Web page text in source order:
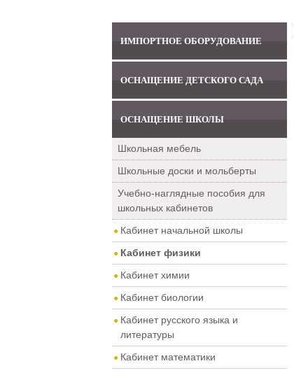
ИМПОРТНОЕ ОБОРУДОВАНИЕ
ОСНАЩЕНИЕ ДЕТСКОГО САДА
ОСНАЩЕНИЕ ШКОЛЫ
Школьная мебель
Школьные доски и мольберты
Учебно-наглядные пособия для
школьных кабинетов
Кабинет начальной школы
Кабинет физики
Кабинет химии
Кабинет биологии
Кабинет русского языка и
литературы
Кабинет математики